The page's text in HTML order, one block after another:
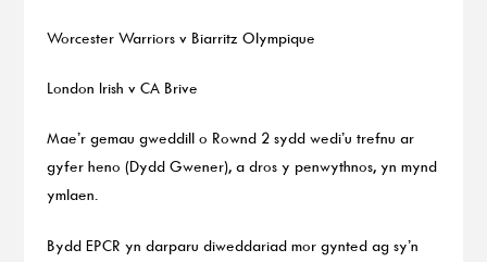
Worcester Warriors v Biarritz Olympique
London Irish v CA Brive
Mae’r gemau gweddill o Rownd 2 sydd wedi’u trefnu ar
gyfer heno (Dydd Gwener), a dros y penwythnos, yn mynd
ymlaen.
Bydd EPCR yn darparu diweddariad mor gynted ag sy’n